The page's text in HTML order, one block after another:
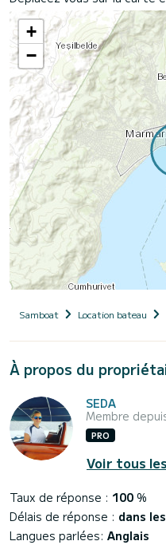
+
−
Samboat Location bateau
À propos du
SEDA
Membre
PRO
Voir tous
Taux de réponse : 100 %
Délais de réponse : dans
Langues parlées: Anglais